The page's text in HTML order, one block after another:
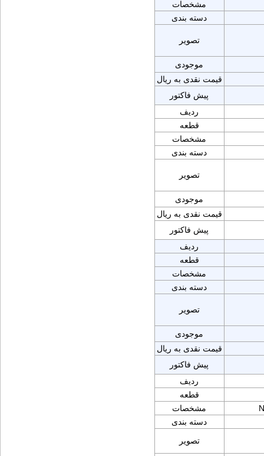
مشخصات
دسته بندی
تصویر
موجودی
قیمت نقدی به ریال
پیش فاکتور
ردیف
قطعه
مشخصات
دسته بندی
تصویر
موجودی
قیمت نقدی به ریال
پیش فاکتور
ردیف
قطعه
مشخصات
دسته بندی
تصویر
موجودی
قیمت نقدی به ریال
پیش فاکتور
ردیف
قطعه
مشخصات
دسته بندی
تصویر